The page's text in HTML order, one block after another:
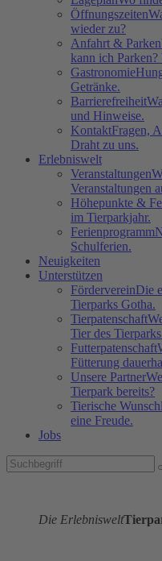
Öffnungszeiten
wieder zu?
Anfahrt & Parken
kann ich
Gastronomie
Getränke.
Barrierefreiheit
und Hinweise.
KontaktFragen,
Draht zu uns.
Erlebniswelt
Veranstaltungen
Veranstaltungen
Höhepunkte &
im Tierparkjahr.
Ferienprogramm
Schulferien.
Neuigkeiten
Unterstützen
FördervereinDie
Tierparks Gotha.
Tierpatenschaft
Tier des
Futterpatenschaft
Fütterung
Unsere Partner
Tierpark bereits?
Tierische
eine Freude.
Jobs
Die Erlebniswelt